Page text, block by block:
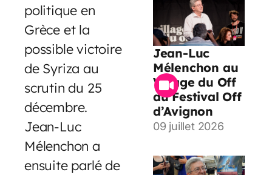
politique en
Grèce et la
possible victoire
de Syriza au
scrutin du 25
décembre.
Jean-Luc
Mélenchon a
ensuite parlé de
Jean-Luc
Mélenchon au
Village du Off
du Festival Off
d’Avignon
09 juillet 2026